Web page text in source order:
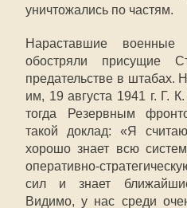
уничтожались по частям.
Нараставшие
обостряли присущие
предательстве в штабах.
им, 19 августа 1941 г. Г.
тогда Резервным
такой доклад: «Я
хорошо знает всю
оперативно-
сил и знает
Видимо, у нас среди